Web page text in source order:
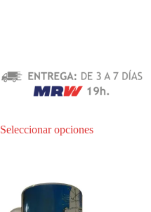
Seleccionar opcionesproducto